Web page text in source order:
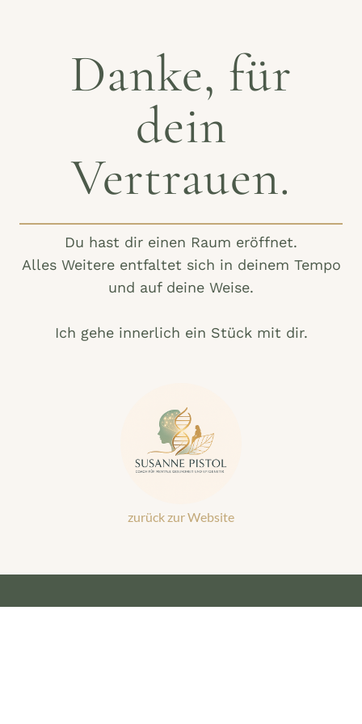
Danke, für
dein
Vertrauen.
Du hast dir einen Raum eröffnet.
Alles Weitere entfaltet sich in deinem Tempo
und auf deine Weise.
Ich gehe innerlich ein Stück mit dir.
zurück zur Website